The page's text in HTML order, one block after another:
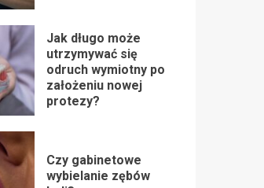
Jak długo może
utrzymywać się
odruch wymiotny po
założeniu nowej
protezy?
Czy gabinetowe
wybielanie zębów